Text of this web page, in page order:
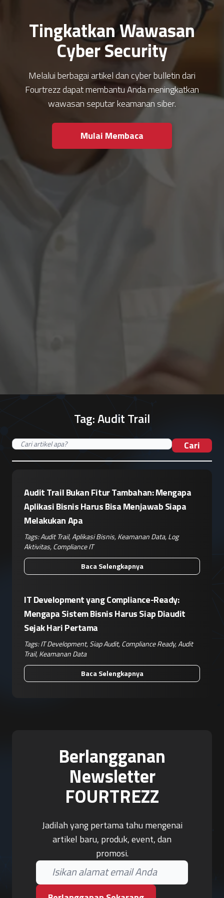
Tingkatkan Wawasan
Cyber Security
Melalui berbagai artikel dan cyber bulletin dari
Fourtrezz dapat membantu Anda meningkatkan
wawasan seputar keamanan siber.
Mulai Membaca
Tag:Audit Trail
Cari
Audit Trail Bukan Fitur Tambahan: Mengapa
Aplikasi Bisnis Harus Bisa Menjawab Siapa
Melakukan Apa
Tags:Audit Trail,Aplikasi Bisnis,Keamanan Data,Log
Aktivitas,Compliance IT
Baca Selengkapnya
IT Development yang Compliance-Ready:
Mengapa Sistem Bisnis Harus Siap Diaudit
Sejak Hari Pertama
Tags:IT Development,Siap Audit,Compliance Ready,Audit
Trail,Keamanan Data
Baca Selengkapnya
Berlangganan
Newsletter
FOURTREZZ
Jadilah yang pertama tahu mengenai
artikel baru, produk, event, dan
promosi.